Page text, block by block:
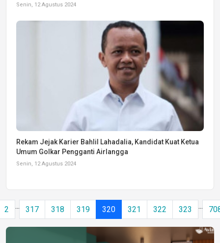
Senin, 12 Agustus 2024
Rekam Jejak Karier Bahlil Lahadalia, Kandidat Kuat Ketua
Umum Golkar Pengganti Airlangga
Senin, 12 Agustus 2024
2 ... 317 318 319 320 321 322 323 ...